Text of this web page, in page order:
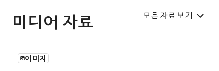
미디어 자료 모든 자료 보기
이미지